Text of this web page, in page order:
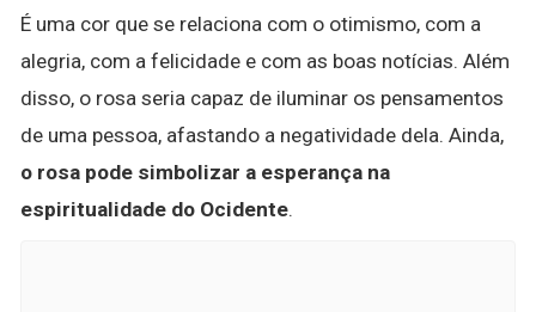
É uma cor que se relaciona com o otimismo, com a
alegria, com a felicidade e com as boas notícias. Além
disso, o rosa seria capaz de iluminar os pensamentos
de uma pessoa, afastando a negatividade dela. Ainda,
o rosa pode simbolizar a esperança na
espiritualidade do Ocidente.